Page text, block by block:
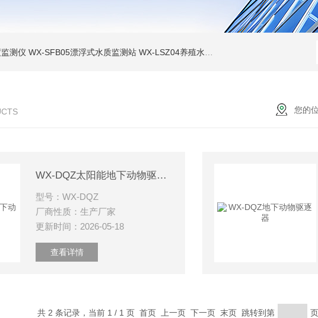
测仪 WX-SFB05漂浮式水质监测站 WX-LSZ04养殖水质监测设备 WX-WMSM微型
您的
WX-DQZ太阳能地下动物驱赶器
型号：WX-DQZ
厂商性质：生产厂家
更新时间：2026-05-18
查看详情
共 2 条记录，当前 1 / 1 页 首页 上一页 下一页 末页 跳转到第 页